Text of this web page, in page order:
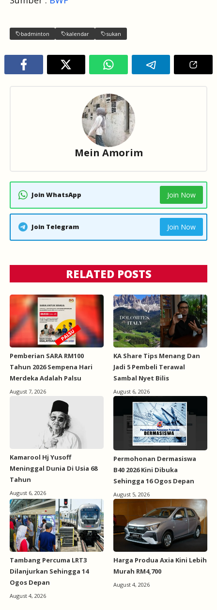
badminton kalendar sukan
Mein Amorim
Join WhatsApp Join Now
Join Telegram Join Now
RELATED POSTS
Pemberian SARA RM100
Tahun 2026 Sempena Hari
Merdeka Adalah Palsu
August 7, 2026
KA Share Tips Menang Dan
Jadi 5 Pembeli Terawal
Sambal Nyet Bilis
August 6, 2026
Kamarool Hj Yusoff
Meninggal Dunia Di Usia 68
Tahun
August 6, 2026
Permohonan Dermasiswa
B40 2026 Kini Dibuka
Sehingga 16 Ogos Depan
August 5, 2026
Tambang Percuma LRT3
Dilanjurkan Sehingga 14
Ogos Depan
August 4, 2026
Harga Produa Axia Kini Lebih
Murah RM4,700
August 4, 2026